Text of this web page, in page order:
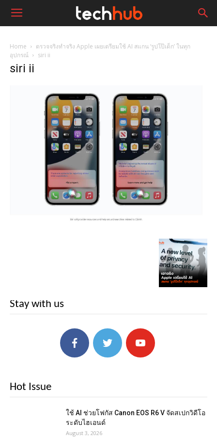
Home
ตรวจจริงทำจริง Apple เผยเตรียมใช้ AI สแกน ‘รูปโป๊เด็ก’ ในทุก
อุปกรณ์
siri ii
siri ii
Stay with us
Hot Issue
ใช้ AI ช่วยโฟกัส Canon EOS R6 V จัดสเปกวิดีโอ
ระดับไฮเอนด์
August 3, 2026